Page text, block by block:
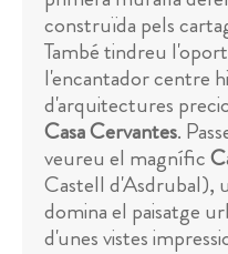
construïda pels
També tindreu
l'encantador centre
d'arquitectures
Casa Cervantes.
veureu el magnífic
Castell d'Asdrubal),
domina el paisatge
d'unes vistes